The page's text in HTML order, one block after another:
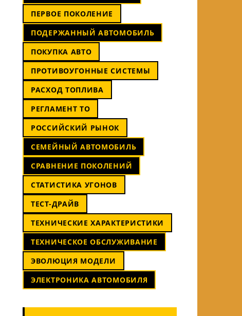
ПЕРВОЕ ПОКОЛЕНИЕ
ПОДЕРЖАННЫЙ АВТОМОБИЛЬ
ПОКУПКА АВТО
ПРОТИВОУГОННЫЕ СИСТЕМЫ
РАСХОД ТОПЛИВА
РЕГЛАМЕНТ ТО
РОССИЙСКИЙ РЫНОК
СЕМЕЙНЫЙ АВТОМОБИЛЬ
СРАВНЕНИЕ ПОКОЛЕНИЙ
СТАТИСТИКА УГОНОВ
ТЕСТ-ДРАЙВ
ТЕХНИЧЕСКИЕ ХАРАКТЕРИСТИКИ
ТЕХНИЧЕСКОЕ ОБСЛУЖИВАНИЕ
ЭВОЛЮЦИЯ МОДЕЛИ
ЭЛЕКТРОНИКА АВТОМОБИЛЯ